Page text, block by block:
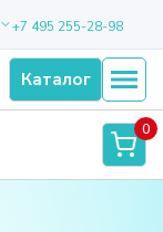
+7 495 255-28-98
Каталог
0